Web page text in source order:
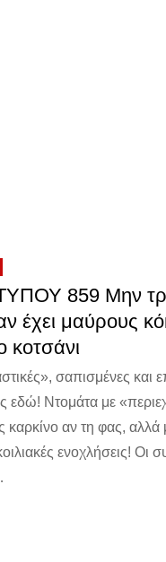
859 Μην
έχει μαύρους
κοτσάνι
σαπισμένες και
εδώ! Ντομάτα με
καρκίνο αν τη φας,
ενοχλήσεις! Οι